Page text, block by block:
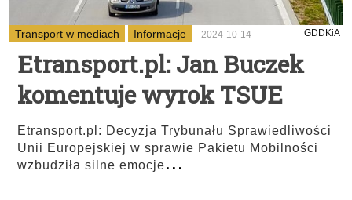
Transport w mediach Informacje 2024-10-14 GDDKiA
Etransport.pl: Jan Buczek
komentuje wyrok TSUE
Etransport.pl: Decyzja Trybunału Sprawiedliwości
Unii Europejskiej w sprawie Pakietu Mobilności
wzbudziła silne emocje...